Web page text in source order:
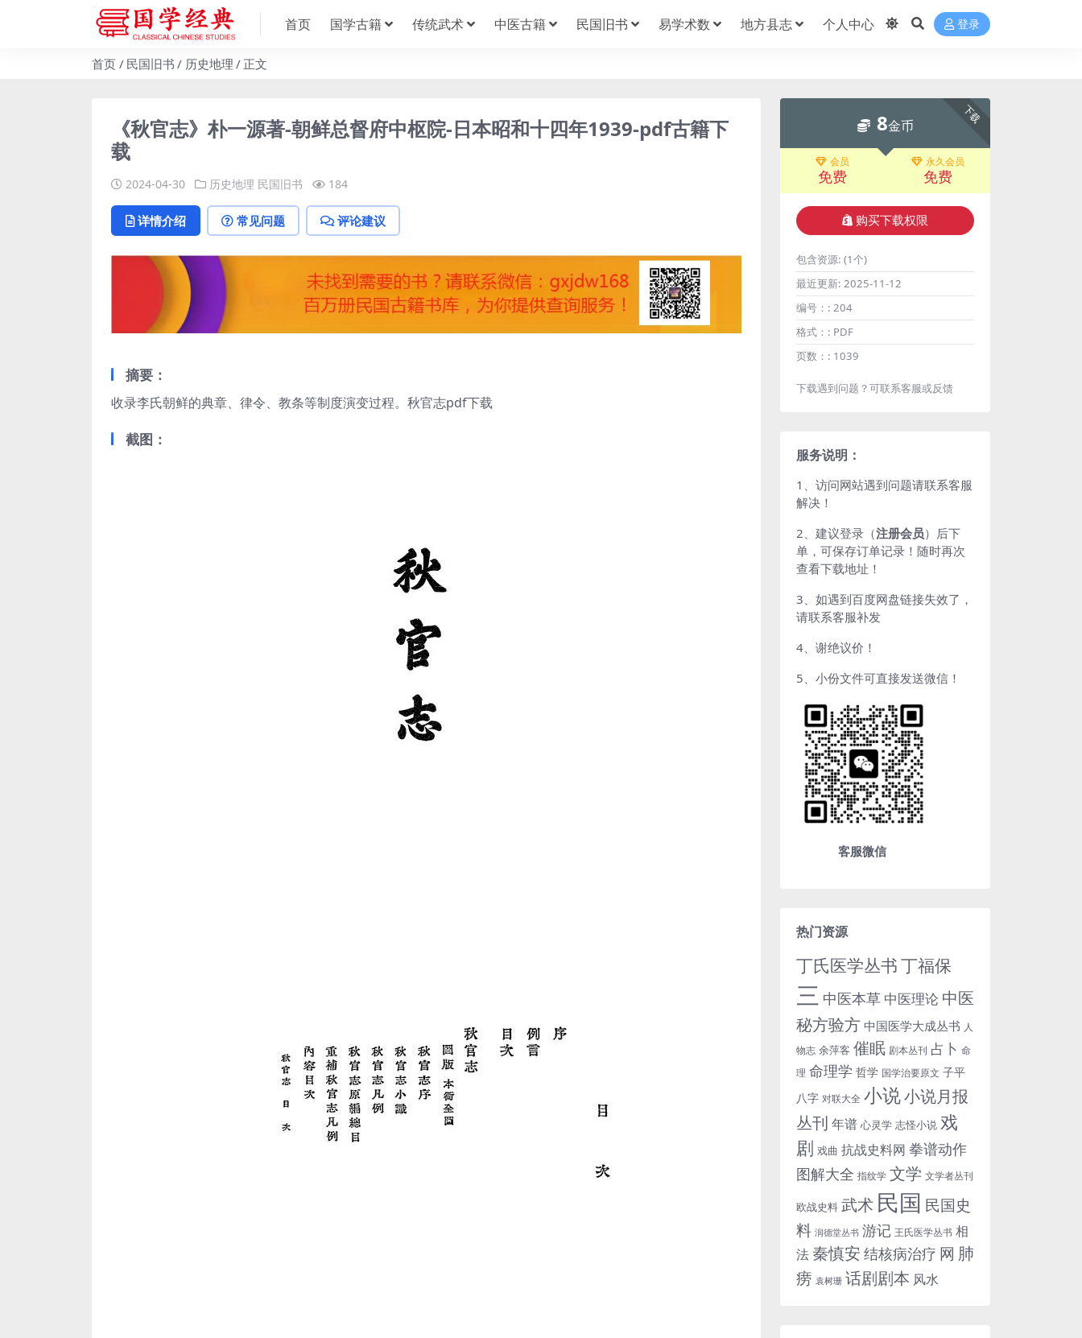
首页 国学古籍 传统武术 中医古籍 民国旧书 易学术数 地方县志 个人中心 登录
首页 民国旧书 历史地理 正文
《秋官志》朴一源著-朝鲜总督府中枢院-日本昭和十四年1939-pdf古籍下
载
2024-04-30 历史地理 民国旧书 184
详情介绍 常见问题 评论建议
摘要：
收录李氏朝鲜的典章、律令、教条等制度演变过程。秋官志pdf下载
截图：
下载
8金币
会员
免费
永久会员
免费
购买下载权限
包含资源: (1个)
最近更新: 2025-11-12
编号：: 204
格式：: PDF
页数：: 1039
下载遇到问题？可联系客服或反馈
服务说明：
1、访问网站遇到问题请联系客服
解决！
2、建议登录（注册会员）后下
单，可保存订单记录！随时再次
查看下载地址！
3、如遇到百度网盘链接失效了，
请联系客服补发
4、谢绝议价！
5、小份文件可直接发送微信！
客服微信
热门资源
丁氏医学丛书丁福保
三 中医本草 中医理论 中医
秘方验方 中国医学大成丛书 人
物志 余萍客 催眠 剧本丛刊 占卜 命
理 命理学 哲学 国学治要原文 子平
八字 对联大全 小说小说月报
丛刊 年谱 心灵学 志怪小说 戏
剧 戏曲 抗战史料网 拳谱动作
图解大全 指纹学 文学 文学者丛刊
欧战史料 武术 民国 民国史
料 润德堂丛书 游记 王氏医学丛书 相
法 秦慎安 结核病治疗 网 肺
痨 袁树珊 话剧剧本 风水